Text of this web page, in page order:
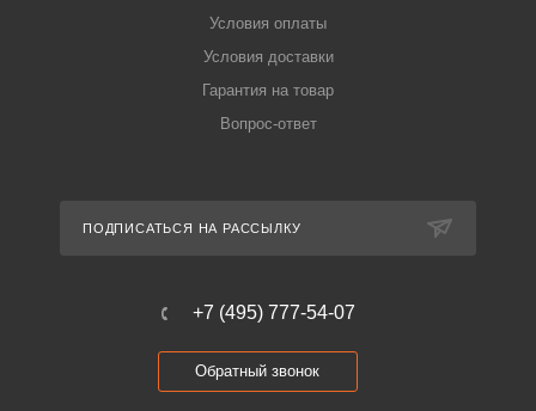
Условия оплаты
Условия доставки
Гарантия на товар
Вопрос-ответ
ПОДПИСАТЬСЯ НА РАССЫЛКУ
+7 (495) 777-54-07
Обратный звонок